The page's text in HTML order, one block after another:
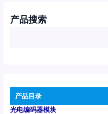
产品搜索
产品目录
光电编码器模块